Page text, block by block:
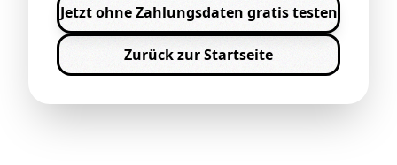
Jetzt ohne Zahlungsdaten gratis testen
Zurück zur Startseite